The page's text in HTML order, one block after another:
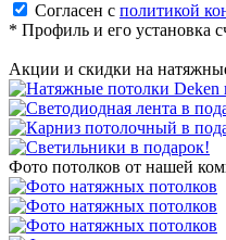
Согласен с политикой
* Профиль и его установка
Акции и скидки на
Фото потолков от нашей